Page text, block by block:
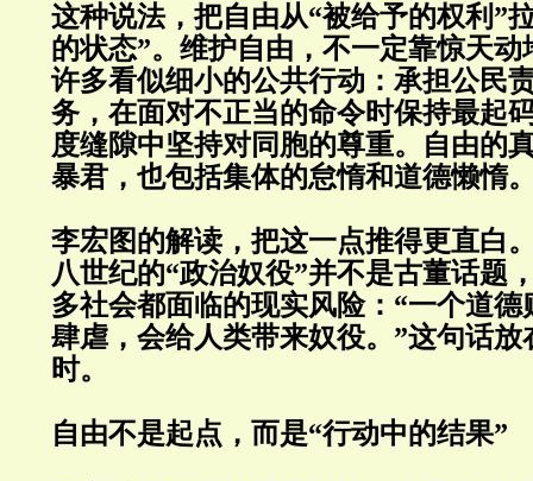
这种说法，把自由从“被给予的权利”
的状态”。维护自由，不一定靠惊天
许多看似细小的公共行动：承担公民
务，在面对不正当的命令时保持最起
度缝隙中坚持对同胞的尊重。自由的
暴君，也包括集体的怠惰和道德懒惰
李宏图的解读，把这一点推得更直白
八世纪的“政治奴役”并不是古董话题
多社会都面临的现实风险：“一个道
肆虐，会给人类带来奴役。”这句话
时。
自由不是起点，而是“行动中的结果”